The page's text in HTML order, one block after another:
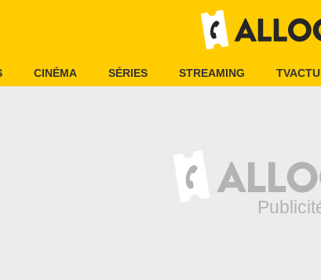
CINÉMA SÉRIES STREAMING TVACTU